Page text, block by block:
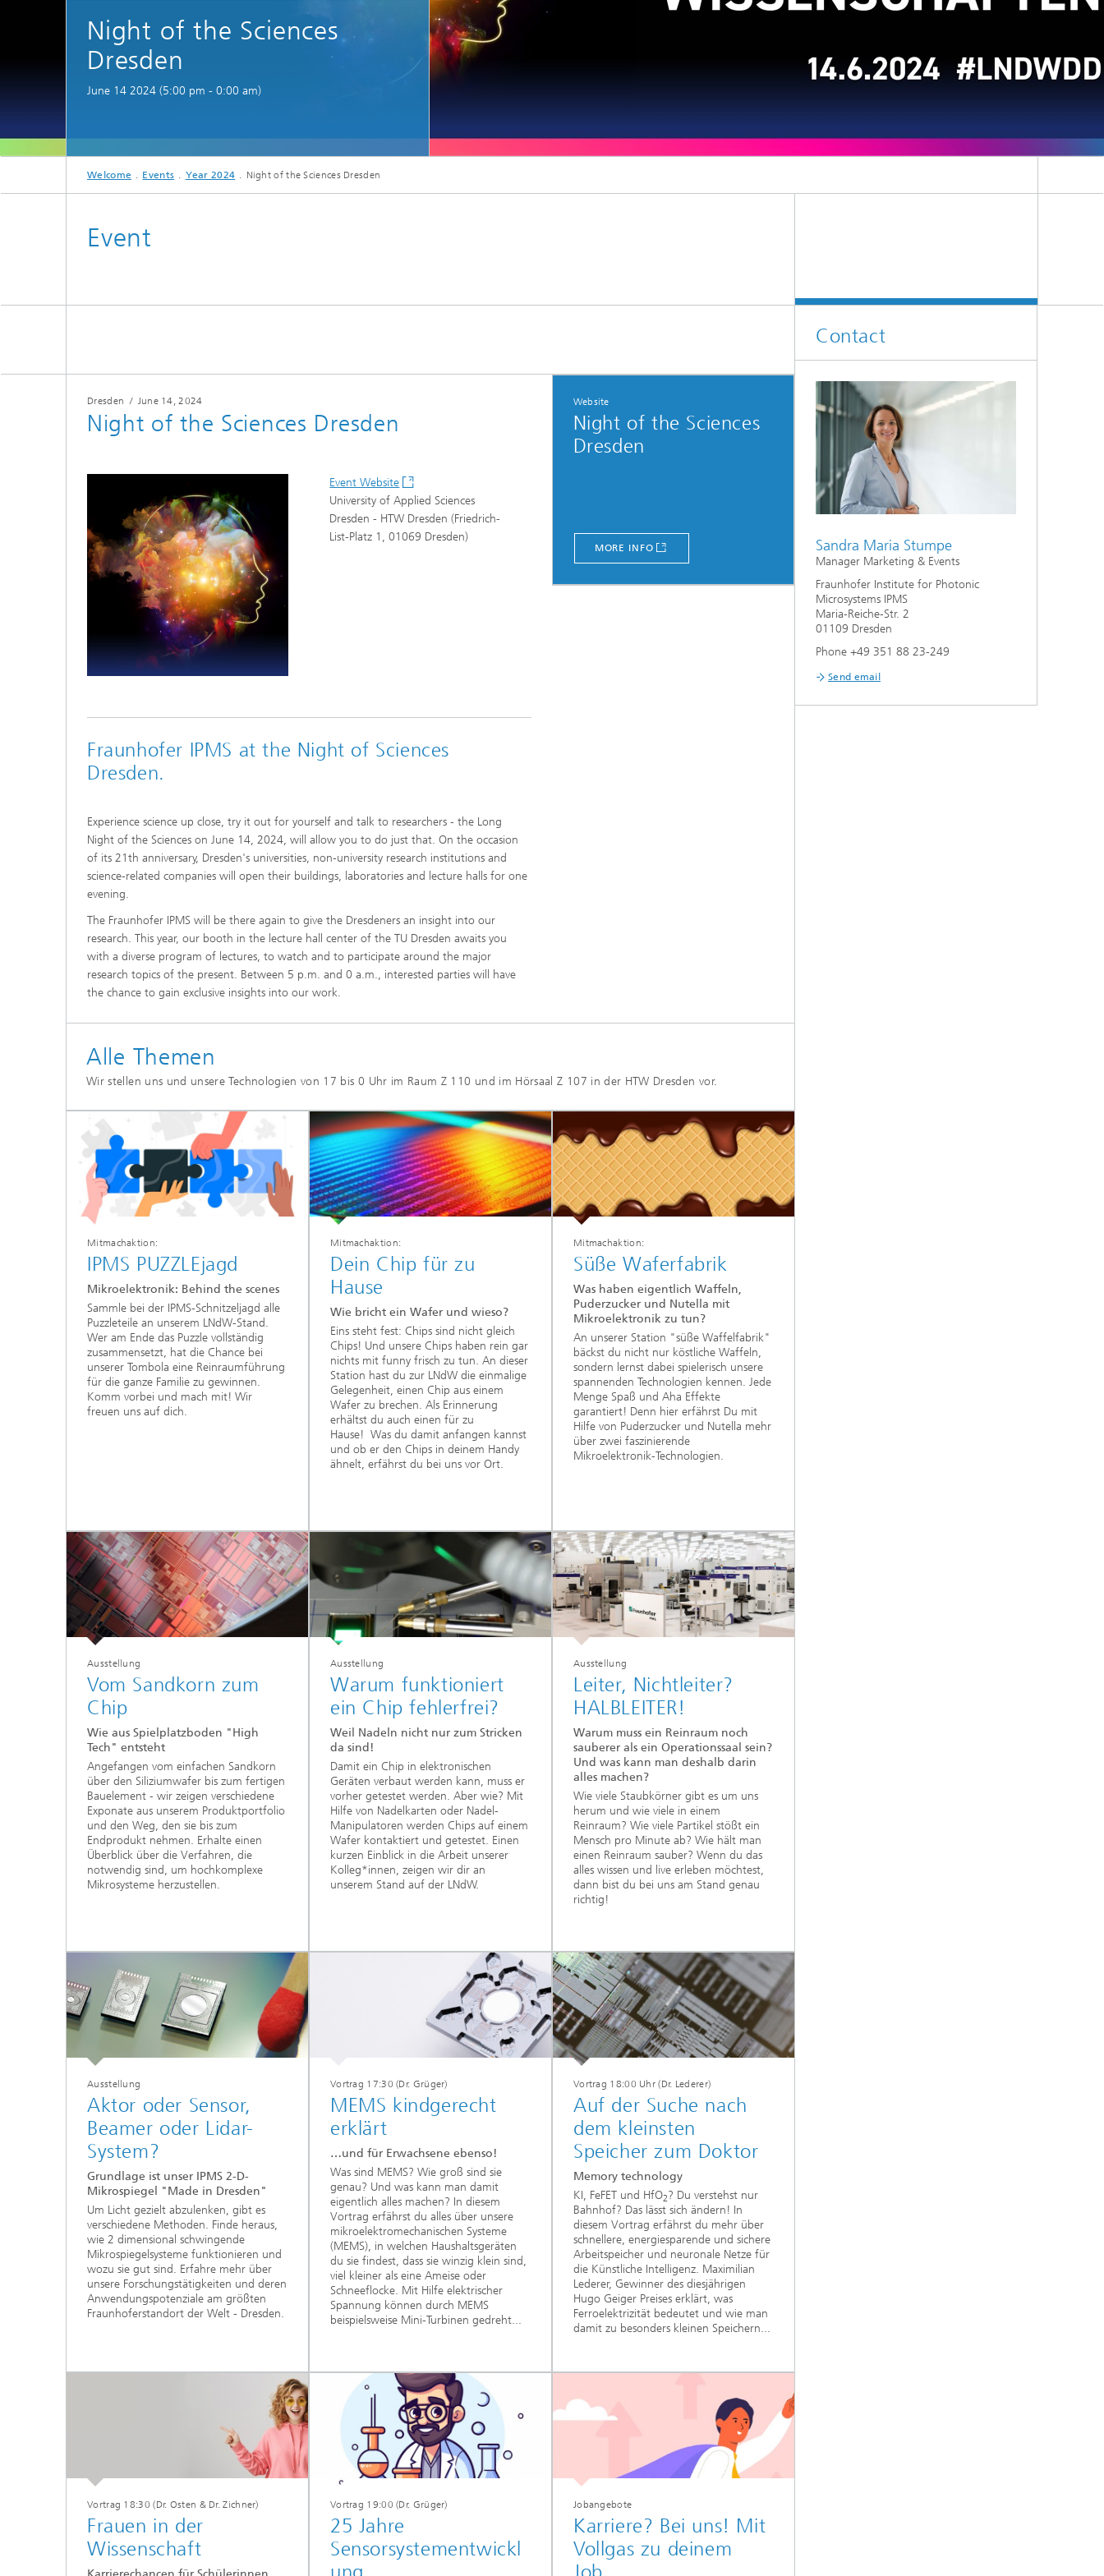
Microdisplays and Sensors Evaluation
Components
Night of the Sciences
Dresden
June 14 2024 (5:00 pm - 0:00 am)
Welcome Events Year 2024 Night of the Sciences Dresden
Event
Dresden / June 14, 2024
Night of the Sciences Dresden
Event Website
University of Applied Sciences
Dresden - HTW Dresden (Friedrich-
List-Platz 1, 01069 Dresden)
Fraunhofer IPMS at the Night of Sciences
Dresden.
Experience science up close, try it out for yourself and talk to researchers - the Long
Night of the Sciences on June 14, 2024, will allow you to do just that. On the occasion
of its 21th anniversary, Dresden's universities, non-university research institutions and
science-related companies will open their buildings, laboratories and lecture halls for one
evening.
The Fraunhofer IPMS will be there again to give the Dresdeners an insight into our
research. This year, our booth in the lecture hall center of the TU Dresden awaits you
with a diverse program of lectures, to watch and to participate around the major
research topics of the present. Between 5 p.m. and 0 a.m., interested parties will have
the chance to gain exclusive insights into our work.
Website
Night of the Sciences
Dresden
MORE INFO
Alle Themen
Wir stellen uns und unsere Technologien von 17 bis 0 Uhr im Raum Z 110 und im Hörsaal Z 107 in der HTW Dresden vor.
Mitmachaktion:
IPMS PUZZLEjagd
Mikroelektronik: Behind the scenes
Sammle bei der IPMS-Schnitzeljagd alle
Puzzleteile an unserem LNdW-Stand.
Wer am Ende das Puzzle vollständig
zusammensetzt, hat die Chance bei
unserer Tombola eine Reinraumführung
für die ganze Familie zu gewinnen.
Komm vorbei und mach mit! Wir
freuen uns auf dich.
Mitmachaktion:
Dein Chip für zu
Hause
Wie bricht ein Wafer und wieso?
Eins steht fest: Chips sind nicht gleich
Chips! Und unsere Chips haben rein gar
nichts mit funny frisch zu tun. An dieser
Station hast du zur LNdW die einmalige
Gelegenheit, einen Chip aus einem
Wafer zu brechen. Als Erinnerung
erhältst du auch einen für zu
Hause! Was du damit anfangen kannst
und ob er den Chips in deinem Handy
ähnelt, erfährst du bei uns vor Ort.
Mitmachaktion:
Süße Waferfabrik
Was haben eigentlich Waffeln,
Puderzucker und Nutella mit
Mikroelektronik zu tun?
An unserer Station "süße Waffelfabrik"
bäckst du nicht nur köstliche Waffeln,
sondern lernst dabei spielerisch unsere
spannenden Technologien kennen. Jede
Menge Spaß und Aha Effekte
garantiert! Denn hier erfährst Du mit
Hilfe von Puderzucker und Nutella mehr
über zwei faszinierende
Mikroelektronik-Technologien.
Ausstellung
Vom Sandkorn zum
Chip
Wie aus Spielplatzboden "High
Tech" entsteht
Angefangen vom einfachen Sandkorn
über den Siliziumwafer bis zum fertigen
Bauelement - wir zeigen verschiedene
Exponate aus unserem Produktportfolio
und den Weg, den sie bis zum
Endprodukt nehmen. Erhalte einen
Überblick über die Verfahren, die
notwendig sind, um hochkomplexe
Mikrosysteme herzustellen.
Ausstellung
Warum funktioniert
ein Chip fehlerfrei?
Weil Nadeln nicht nur zum Stricken
da sind!
Damit ein Chip in elektronischen
Geräten verbaut werden kann, muss er
vorher getestet werden. Aber wie? Mit
Hilfe von Nadelkarten oder Nadel-
Manipulatoren werden Chips auf einem
Wafer kontaktiert und getestet. Einen
kurzen Einblick in die Arbeit unserer
Kolleg*innen, zeigen wir dir an
unserem Stand auf der LNdW.
Ausstellung
Leiter, Nichtleiter?
HALBLEITER!
Warum muss ein Reinraum noch
sauberer als ein Operationssaal sein?
Und was kann man deshalb darin
alles machen?
Wie viele Staubkörner gibt es um uns
herum und wie viele in einem
Reinraum? Wie viele Partikel stößt ein
Mensch pro Minute ab? Wie hält man
einen Reinraum sauber? Wenn du das
alles wissen und live erleben möchtest,
dann bist du bei uns am Stand genau
richtig!
Ausstellung
Aktor oder Sensor,
Beamer oder Lidar-
System?
Grundlage ist unser IPMS 2-D-
Mikrospiegel "Made in Dresden"
Um Licht gezielt abzulenken, gibt es
verschiedene Methoden. Finde heraus,
wie 2 dimensional schwingende
Mikrospiegelsysteme funktionieren und
wozu sie gut sind. Erfahre mehr über
unsere Forschungstätigkeiten und deren
Anwendungspotenziale am größten
Fraunhoferstandort der Welt - Dresden.
Vortrag 17:30 (Dr. Grüger)
MEMS kindgerecht
erklärt
…und für Erwachsene ebenso!
Was sind MEMS? Wie groß sind sie
genau? Und was kann man damit
eigentlich alles machen? In diesem
Vortrag erfährst du alles über unsere
mikroelektromechanischen Systeme
(MEMS), in welchen Haushaltsgeräten
du sie findest, dass sie winzig klein sind,
viel kleiner als eine Ameise oder
Schneeflocke. Mit Hilfe elektrischer
Spannung können durch MEMS
beispielsweise Mini-Turbinen gedreht...
Vortrag 18:00 Uhr (Dr. Lederer)
Auf der Suche nach
dem kleinsten
Speicher zum Doktor
Memory technology
KI, FeFET und HfO2? Du verstehst nur
Bahnhof? Das lässt sich ändern! In
diesem Vortrag erfährst du mehr über
schnellere, energiesparende und sichere
Arbeitspeicher und neuronale Netze für
die Künstliche Intelligenz. Maximilian
Lederer, Gewinner des diesjährigen
Hugo Geiger Preises erklärt, was
Ferroelektrizität bedeutet und wie man
damit zu besonders kleinen Speichern...
Vortrag 18:30 (Dr. Osten & Dr. Zichner)
Frauen in der
Wissenschaft
Vortrag 19:00 (Dr. Grüger)
25 Jahre
Sensorsystementwickl
Jobangebote
Karriere? Bei uns! Mit
Vollgas zu deinem
Contact
Sandra Maria Stumpe
Manager Marketing & Events
Fraunhofer Institute for Photonic
Microsystems IPMS
Maria-Reiche-Str. 2
01109 Dresden
Phone +49 351 88 23-249
Send email